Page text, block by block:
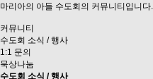
마리아의 아들 수도회의 커뮤니티입니다.
커뮤니티
수도회 소식 / 행사
1:1 문의
묵상나눔
수도회 소식 / 행사